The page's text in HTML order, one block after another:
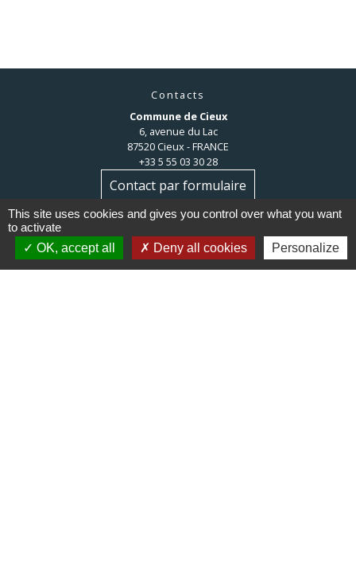
Contacts
Commune de Cieux
6, avenue du Lac
87520 Cieux - FRANCE
+33 5 55 03 30 28
Contact par formulaire
This site uses cookies and gives you control over what you want
to activate
OK, accept all
Deny all cookies Personalize